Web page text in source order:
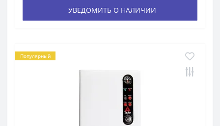
УВЕДОМИТЬ О НАЛИЧИИ
Популярный